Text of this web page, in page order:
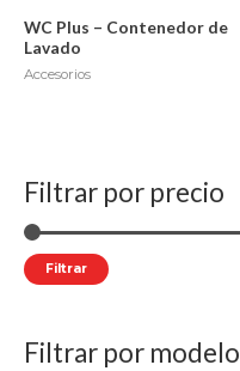
Filtrar por precio
Filtrar
Filtrar por modelo
WC Plus – Contenedor de
Lavado
Accesorios